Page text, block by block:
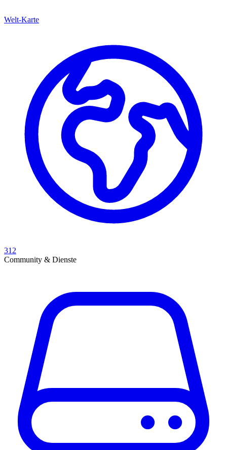
Welt-Karte
312
Community & Dienste